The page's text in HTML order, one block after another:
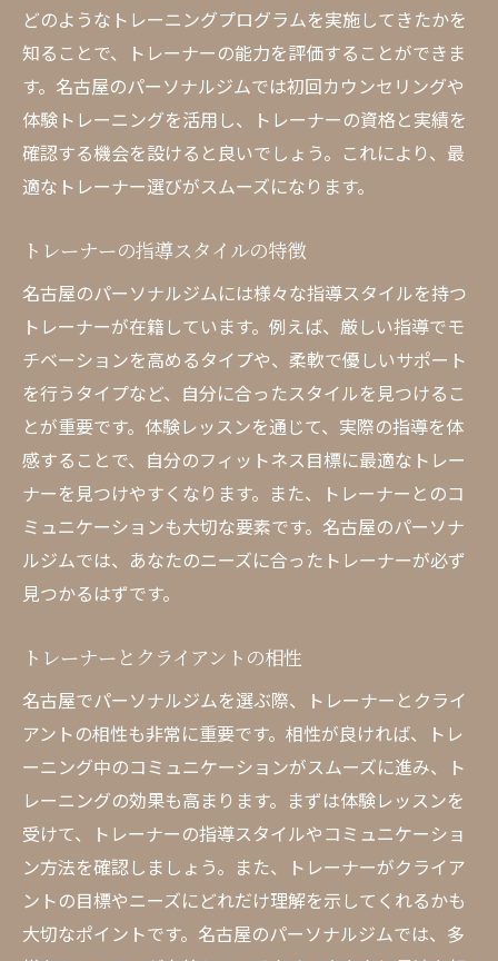
どのようなトレーニングプログラムを実施してきたかを
知ることで、トレーナーの能力を評価することができま
す。名古屋のパーソナルジムでは初回カウンセリングや
体験トレーニングを活用し、トレーナーの資格と実績を
確認する機会を設けると良いでしょう。これにより、最
適なトレーナー選びがスムーズになります。
トレーナーの指導スタイルの特徴
名古屋のパーソナルジムには様々な指導スタイルを持つ
トレーナーが在籍しています。例えば、厳しい指導でモ
チベーションを高めるタイプや、柔軟で優しいサポート
を行うタイプなど、自分に合ったスタイルを見つけるこ
とが重要です。体験レッスンを通じて、実際の指導を体
感することで、自分のフィットネス目標に最適なトレー
ナーを見つけやすくなります。また、トレーナーとのコ
ミュニケーションも大切な要素です。名古屋のパーソナ
ルジムでは、あなたのニーズに合ったトレーナーが必ず
見つかるはずです。
トレーナーとクライアントの相性
名古屋でパーソナルジムを選ぶ際、トレーナーとクライ
アントの相性も非常に重要です。相性が良ければ、トレ
ーニング中のコミュニケーションがスムーズに進み、ト
レーニングの効果も高まります。まずは体験レッスンを
受けて、トレーナーの指導スタイルやコミュニケーショ
ン方法を確認しましょう。また、トレーナーがクライア
ントの目標やニーズにどれだけ理解を示してくれるかも
大切なポイントです。名古屋のパーソナルジムでは、多